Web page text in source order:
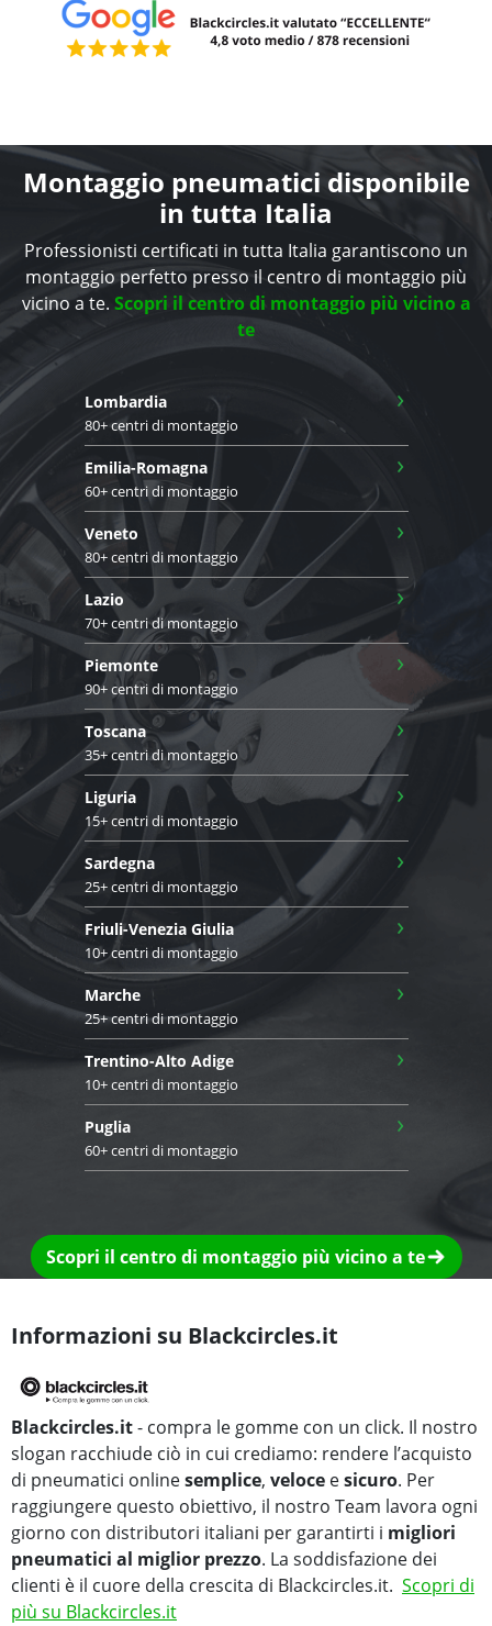
Montaggio pneumatici disponibile
in tutta Italia
Professionisti certificati in tutta Italia garantiscono un
montaggio perfetto presso il centro di montaggio più
vicino a te. Scopri il centro di montaggio più vicino a
te
Lombardia
80+ centri di montaggio
›
Emilia-Romagna
60+ centri di montaggio
›
Veneto
80+ centri di montaggio
›
Lazio
70+ centri di montaggio
›
Piemonte
90+ centri di montaggio
›
Toscana
35+ centri di montaggio
›
Liguria
15+ centri di montaggio
›
Sardegna
25+ centri di montaggio
›
Friuli-Venezia Giulia
10+ centri di montaggio
›
Marche
25+ centri di montaggio
›
Trentino-Alto Adige
10+ centri di montaggio
›
Puglia
60+ centri di montaggio
›
Scopri il centro di montaggio più vicino a te
Informazioni su Blackcircles.it
Blackcircles.it- compra le gomme con un click. Il nostro
slogan racchiude ciò in cui crediamo: rendere l’acquisto
di pneumatici onlinesemplice, veloce esicuro. Per
raggiungere questo obiettivo, il nostro Team lavora ogni
giorno con distributori italiani per garantirti i migliori
pneumatici al miglior prezzo. La soddisfazione dei
clienti è il cuore della crescita di Blackcircles.it. Scopri di
più su Blackcircles.it